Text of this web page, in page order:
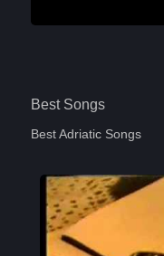
Best Songs
Best Adriatic Songs